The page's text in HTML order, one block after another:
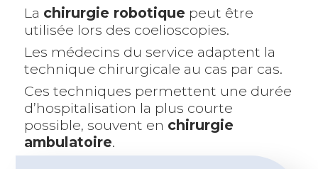
La chirurgie robotique peut être
utilisée lors des coelioscopies.
Les médecins du service adaptent la
technique chirurgicale au cas par cas.
Ces techniques permettent une durée
d’hospitalisation la plus courte
possible, souvent en chirurgie
ambulatoire.